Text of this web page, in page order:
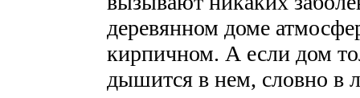
деревянном доме
кирпичном. А если дом
дышится в нем, словно в